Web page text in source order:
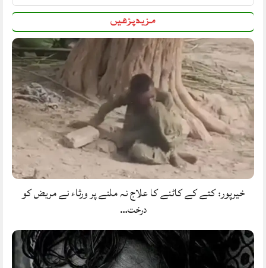
مزید پڑھیں
خیرپور: کتے کے کاٹنے کا علاج نہ ملنے پر ورثاء نے مریض کو
درخت…